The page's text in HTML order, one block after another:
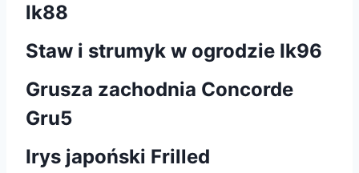
lk88
Staw i strumyk w ogrodzie Ik96
Grusza zachodnia Concorde
Gru5
Irys japoński Frilled